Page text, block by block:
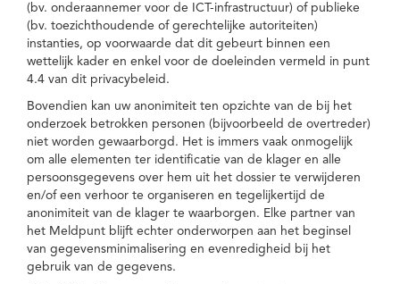
(bv. onderaannemer voor de ICT-infrastructuur) of publieke
(bv. toezichthoudende of gerechtelijke autoriteiten)
instanties, op voorwaarde dat dit gebeurt binnen een
wettelijk kader en enkel voor de doeleinden vermeld in punt
4.4 van dit privacybeleid.
Bovendien kan uw anonimiteit ten opzichte van de bij het
onderzoek betrokken personen (bijvoorbeeld de overtreder)
niet worden gewaarborgd. Het is immers vaak onmogelijk
om alle elementen ter identificatie van de klager en alle
persoonsgegevens over hem uit het dossier te verwijderen
en/of een verhoor te organiseren en tegelijkertijd de
anonimiteit van de klager te waarborgen. Elke partner van
het Meldpunt blijft echter onderworpen aan het beginsel
van gegevensminimalisering en evenredigheid bij het
gebruik van de gegevens.